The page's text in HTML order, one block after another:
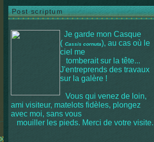
Post scriptum
Je garde mon Casque
( Cassis cornuta), au cas où le
ciel me
tomberait sur la tête...
J'entreprends des travaux
sur la galère !
Vous qui venez de loin,
ami visiteur, matelots fidèles, plongez
avec moi, sans vous
mouiller les pieds. Merci de votre visite.